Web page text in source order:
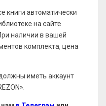
книги автоматически
на сайте
наличии в вашей
комплекта, цена
иметь аккаунт